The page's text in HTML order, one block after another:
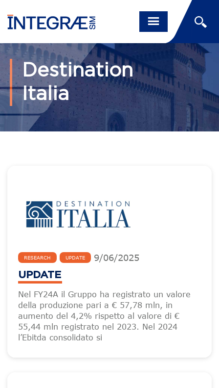
Destination
Italia
RESEARCH UPDATE 9/06/2025
UPDATE
Nel FY24A il Gruppo ha registrato un valore
della produzione pari a € 57,78 mln, in
aumento del 4,2% rispetto al valore di €
55,44 mln registrato nel 2023. Nel 2024
l’Ebitda consolidato si